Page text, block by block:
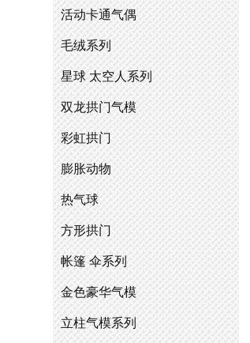
活动卡通气偶
毛绒系列
星球 太空人系列
双龙拱门气模
彩虹拱门
膨胀动物
热气球
方形拱门
帐篷 伞系列
金色豪华气模
立柱气模系列